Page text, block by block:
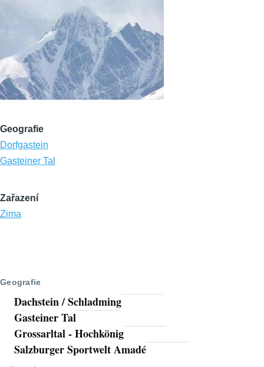
Geografie
Dorfgastein
Gasteiner Tal
Zařazení
Zima
Geografie
Dachstein / Schladming
Gasteiner Tal
Grossarltal - Hochkönig
Salzburger Sportwelt Amadé